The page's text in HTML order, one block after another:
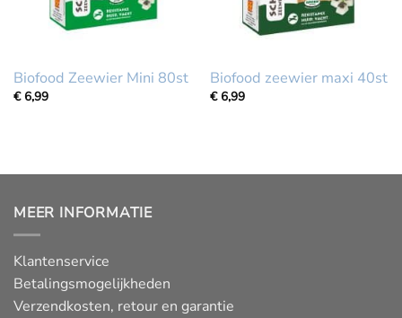
Biofood Zeewier Mini 80st
€6,99
Biofood zeewier maxi 40st
€6,99
MEER INFORMATIE
Klantenservice
Betalingsmogelijkheden
Verzendkosten, retour en garantie